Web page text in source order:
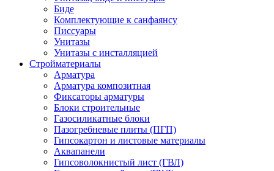
Биде
Комплектующие к санфаянсу
Писсуары
Унитазы
Унитазы с инсталляцией
Стройматериалы
Арматура
Арматура композитная
Фиксаторы арматуры
Блоки строительные
Газосиликатные блоки
Пазогребневые плиты (ПГП)
Гипсокартон и листовые материалы
Аквапанели
Гипсоволокнистый лист (ГВЛ)